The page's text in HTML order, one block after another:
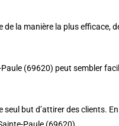
la manière la plus efficace,
(69620) peut sembler
but d’attirer des clients.